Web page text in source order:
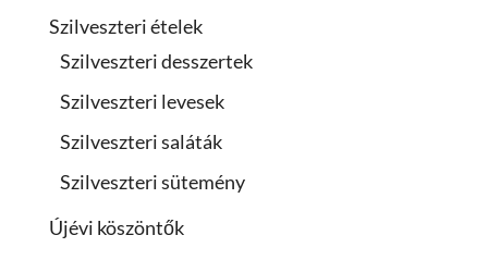
Szilveszteri ételek
Szilveszteri desszertek
Szilveszteri levesek
Szilveszteri saláták
Szilveszteri sütemény
Újévi köszöntők